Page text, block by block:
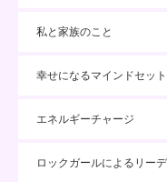
私と家族のこと
幸せになるマインドセット
エネルギーチャージ
ロックガールによるリー